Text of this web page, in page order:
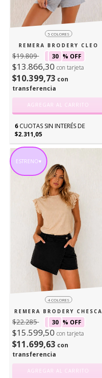
5 COLORES
REMERA BRODERY CLEO
$19.809 30 % OFF
$13.866,30 con tarjeta
$10.399,73 con
transferencia
AGREGAR AL CARRITO
6 CUOTAS SIN INTERÉS DE
$2.311,05
ESTRENO♥
4 COLORES
REMERA BRODERY CHESCA
$22.285 30 % OFF
$15.599,50 con tarjeta
$11.699,63 con
transferencia
AGREGAR AL CARRITO